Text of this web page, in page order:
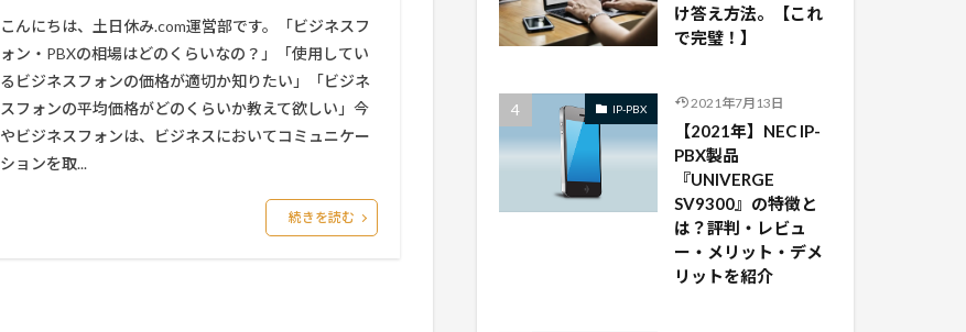
こんにちは、土日休み.com運営部です。「ビジネスフ
ォン・PBXの相場はどのくらいなの？」「使用してい
るビジネスフォンの価格が適切か知りたい」「ビジネ
スフォンの平均価格がどのくらいか教えて欲しい」今
やビジネスフォンは、ビジネスにおいてコミュニケー
ションを取...
続きを読む
け答え方法。【これ
で完璧！】
IP-PBX 2021年7月13日
【2021年】NEC IP-
PBX製品
『UNIVERGE
SV9300』の特徴と
は？評判・レビュ
ー・メリット・デメ
リットを紹介